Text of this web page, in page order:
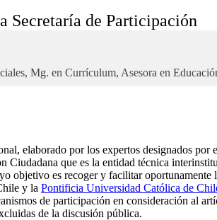
Secretaría de Participación
Mg. en Currículum, Asesora en
elaborado por los expertos designados
Ciudadana que es la entidad técnica
objetivo es recoger y facilitar
y la Pontificia Universidad Católica de
de participación en consideración al
de la discusión pública.